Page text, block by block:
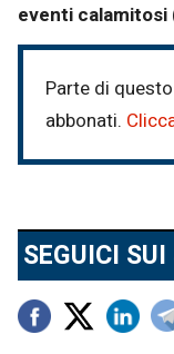
eventi calamitosi
Parte di
abbonati.
SEGUICI